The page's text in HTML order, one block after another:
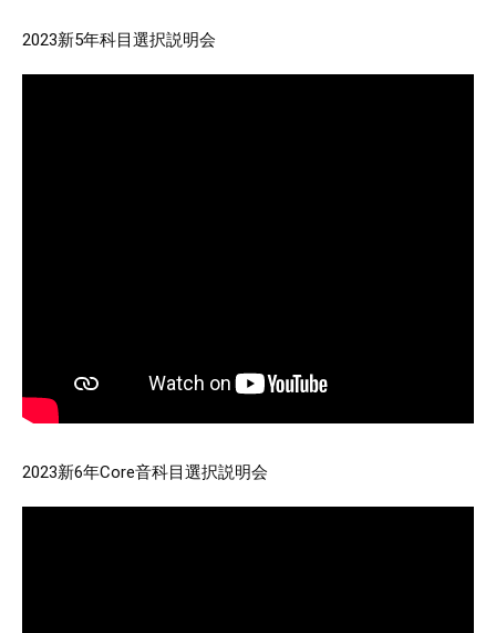
2023新5年科目選択説明会
2023新6年Core音科目選択説明会